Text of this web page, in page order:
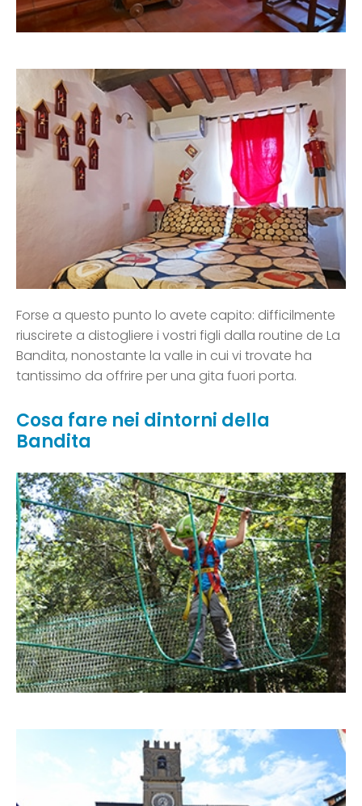
Forse a questo punto lo avete capito: difficilmente
riuscirete a distogliere i vostri figli dalla routine de La
Bandita, nonostante la valle in cui vi trovate ha
tantissimo da offrire per una gita fuori porta.
Cosa fare nei dintorni della
Bandita